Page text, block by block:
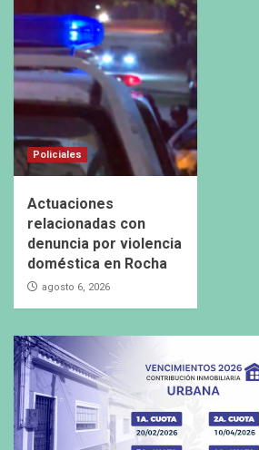
Policiales
Actuaciones
relacionadas con
denuncia por violencia
doméstica en Rocha
agosto 6, 2026